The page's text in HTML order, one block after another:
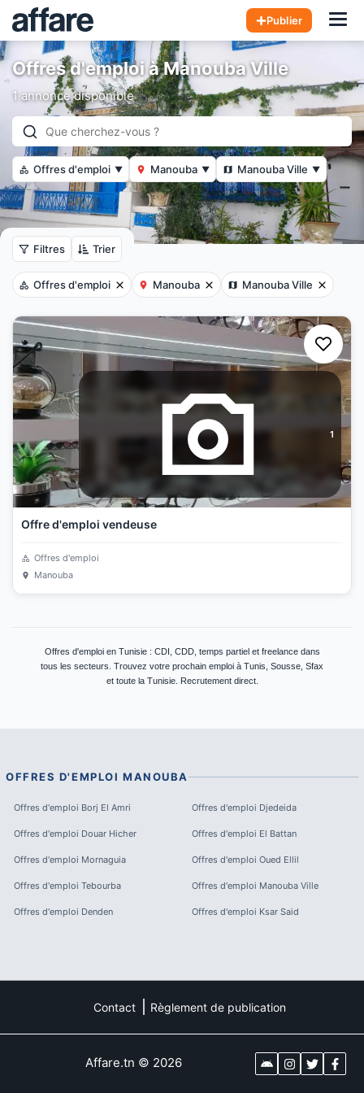
Publier
Offres d'emploi à Manouba Ville
1 annonce disponible
Offres d'emploi ▼ Manouba ▼ Manouba Ville ▼
Filtres Trier
Offres d'emploi Manouba Manouba Ville
1
Offre d'emploi vendeuse
Offres d'emploi
Manouba
Offres d'emploi en Tunisie : CDI, CDD, temps partiel et freelance dans
tous les secteurs. Trouvez votre prochain emploi à Tunis, Sousse, Sfax
et toute la Tunisie. Recrutement direct.
OFFRES D'EMPLOI MANOUBA
Offres d'emploi Borj El Amri Offres d'emploi Djedeida
Offres d'emploi Douar Hicher Offres d'emploi El Battan
Offres d'emploi Mornaguia Offres d'emploi Oued Ellil
Offres d'emploi Tebourba Offres d'emploi Manouba Ville
Offres d'emploi Denden Offres d'emploi Ksar Said
Contact Règlement de publication
Affare.tn © 2026